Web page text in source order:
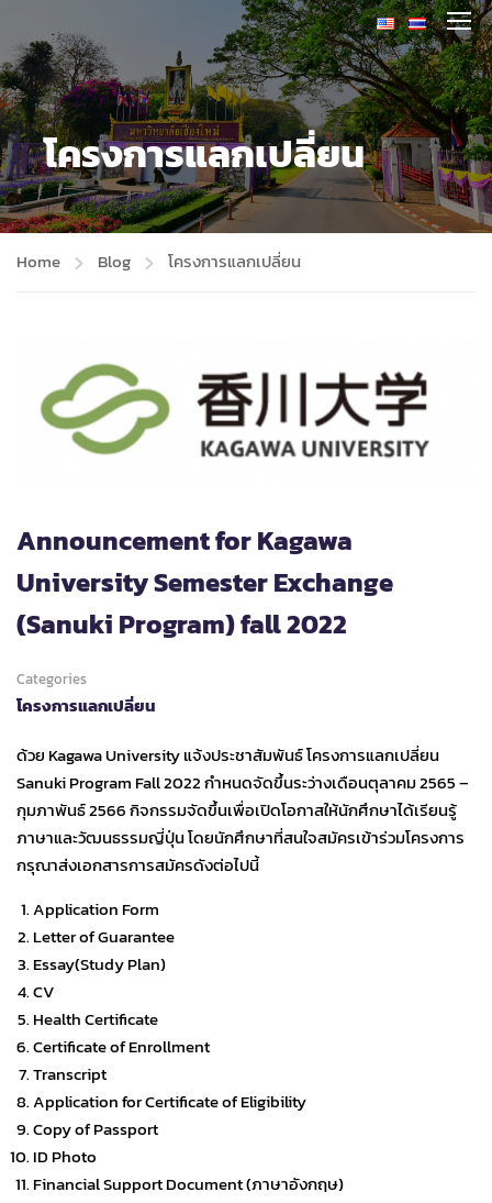
โครงการแลกเปลี่ยน
Home Blog โครงการแลกเปลี่ยน
Announcement for Kagawa
University Semester Exchange
(Sanuki Program) fall 2022
Categories
โครงการแลกเปลี่ยน
ด้วย Kagawa University แจ้งประชาสัมพันธ์ โครงการแลกเปลี่ยน
Sanuki Program Fall 2022 กำหนดจัดขึ้นระว่างเดือนตุลาคม 2565 –
กุมภาพันธ์ 2566 กิจกรรมจัดขึ้นเพื่อเปิดโอกาสให้นักศึกษาได้เรียนรู้
ภาษาและวัฒนธรรมญี่ปุ่น โดยนักศึกษาที่สนใจสมัครเข้าร่วมโครงการ
กรุณาส่งเอกสารการสมัครดังต่อไปนี้
Application Form
Letter of Guarantee
Essay(Study Plan)
CV
Health Certificate
Certificate of Enrollment
Transcript
Application for Certificate of Eligibility
Copy of Passport
ID Photo
Financial Support Document (ภาษาอังกฤษ)